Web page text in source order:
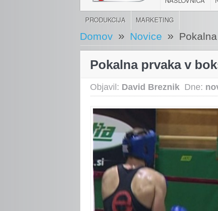
PRODUKCIJA MARKETING
Domov » Novice »
Pokalna prvaka v
Objavil: David Breznik Dne: